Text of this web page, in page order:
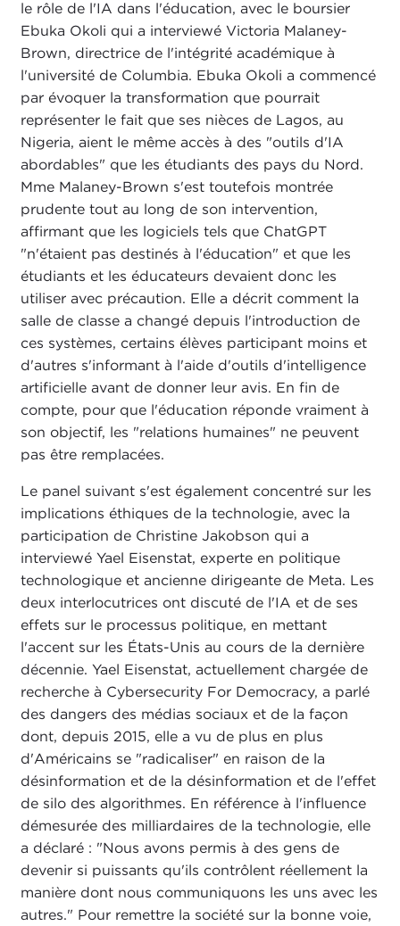
le rôle de l'IA dans l'éducation, avec le boursier
Ebuka Okoli qui a interviewé Victoria Malaney-
Brown, directrice de l'intégrité académique à
l'université de Columbia. Ebuka Okoli a commencé
par évoquer la transformation que pourrait
représenter le fait que ses nièces de Lagos, au
Nigeria, aient le même accès à des "outils d'IA
abordables" que les étudiants des pays du Nord.
Mme Malaney-Brown s'est toutefois montrée
prudente tout au long de son intervention,
affirmant que les logiciels tels que ChatGPT
"n'étaient pas destinés à l'éducation" et que les
étudiants et les éducateurs devaient donc les
utiliser avec précaution. Elle a décrit comment la
salle de classe a changé depuis l'introduction de
ces systèmes, certains élèves participant moins et
d'autres s'informant à l'aide d'outils d'intelligence
artificielle avant de donner leur avis. En fin de
compte, pour que l'éducation réponde vraiment à
son objectif, les "relations humaines" ne peuvent
pas être remplacées.
Le panel suivant s'est également concentré sur les
implications éthiques de la technologie, avec la
participation de Christine Jakobson qui a
interviewé Yael Eisenstat, experte en politique
technologique et ancienne dirigeante de Meta. Les
deux interlocutrices ont discuté de l'IA et de ses
effets sur le processus politique, en mettant
l'accent sur les États-Unis au cours de la dernière
décennie. Yael Eisenstat, actuellement chargée de
recherche à Cybersecurity For Democracy, a parlé
des dangers des médias sociaux et de la façon
dont, depuis 2015, elle a vu de plus en plus
d'Américains se "radicaliser" en raison de la
désinformation et de la désinformation et de l'effet
de silo des algorithmes. En référence à l'influence
démesurée des milliardaires de la technologie, elle
a déclaré : "Nous avons permis à des gens de
devenir si puissants qu'ils contrôlent réellement la
manière dont nous communiquons les uns avec les
autres." Pour remettre la société sur la bonne voie,